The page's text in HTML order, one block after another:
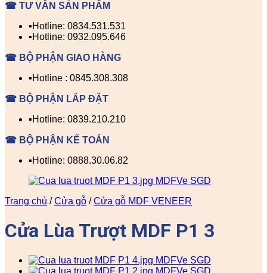
☎ TƯ VẤN SẢN PHẨM
▪️Hotline: 0834.531.531
▪️Hotline: 0932.095.646
☎ BỘ PHẬN GIAO HÀNG
▪️Hotline : 0845.308.308
☎ BỘ PHẬN LẮP ĐẶT
▪️Hotline: 0839.210.210
☎ BỘ PHẬN KẾ TOÁN
▪️Hotline: 0888.30.06.82
Trang chủ / Cửa gỗ / Cửa gỗ MDF VENEER
Cửa Lùa Trượt MDF P1 3